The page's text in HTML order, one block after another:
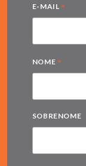
E-MAIL *
NOME *
SOBRENOME